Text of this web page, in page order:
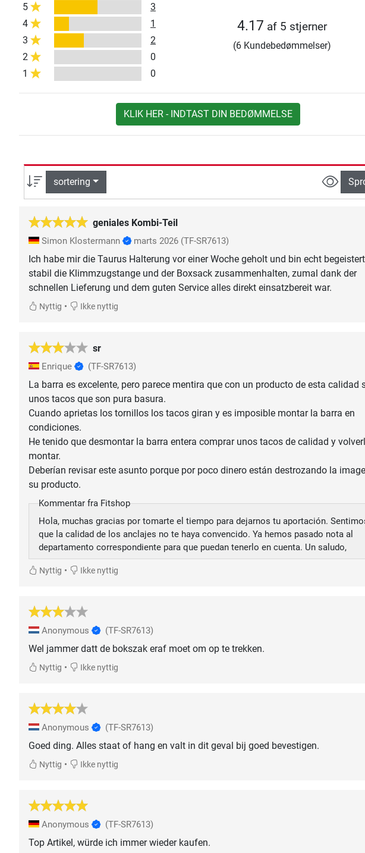
5
3
4
1
3
2
2
0
1
0
4.17 af 5 stjerner
(6 Kundebedømmelser)
KLIK HER - INDTAST DIN BEDØMMELSE
sortering
geniales Kombi-Teil
Simon Klostermann marts 2026 (TF-SR7613)
Ich habe mir die Taurus Halterung vor einer Woche geholt und bin echt
stabil die Klimmzugstange und der Boxsack zusammenhalten, zumal dank der
schnellen Lieferung und dem guten Service alles direkt einsatzbereit war.
Nyttig • Ikke nyttig
sr
Enrique (TF-SR7613)
La barra es excelente, pero parece mentira que con un producto de esta calidad
unos tacos que son pura basura.
Cuando aprietas los tornillos los tacos giran y es imposible montar la barra en
condiciones.
He tenido que desmontar la barra entera comprar unos tacos de calidad y
montar.
Deberían revisar este asunto porque por poco dinero están destrozando la
Kommentar fra Fitshop
Hola, muchas gracias por tomarte el tiempo para dejarnos tu aportación.
que la calidad de los anclajes no te haya convencido. Ya hemos pasado nota al
departamento correspondiente para que puedan tenerlo en cuenta. Un saludo,
Nyttig • Ikke nyttig
Anonymous (TF-SR7613)
Wel jammer datt de bokszak eraf moet om op te trekken.
Nyttig • Ikke nyttig
Anonymous (TF-SR7613)
Goed ding. Alles staat of hang en valt in dit geval bij goed bevestigen.
Nyttig • Ikke nyttig
Anonymous (TF-SR7613)
Top Artikel, würde ich immer wieder kaufen.